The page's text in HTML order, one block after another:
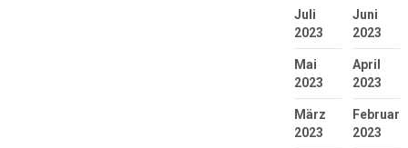
Juli
2023
Juni
2023
Mai
2023
April
2023
März
2023
Februar
2023